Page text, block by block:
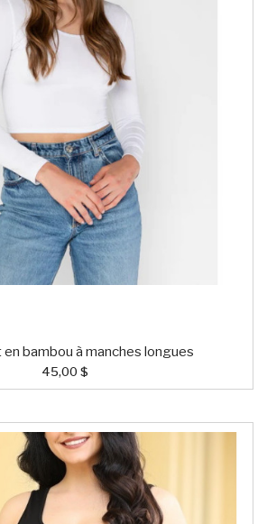
en bambou à manches longues
45,00 $